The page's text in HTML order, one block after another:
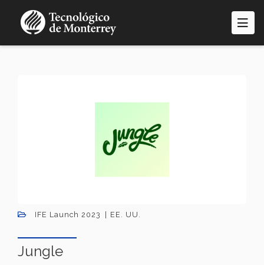
contenido
IFE Launch 2023 EE. UU.
Jungle